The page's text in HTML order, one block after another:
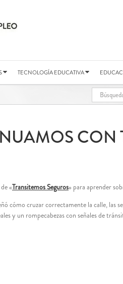
TECNOLOGÍA EDUCATIVA
CON
«Transitemos Seguros» para aprender
cómo cruzar correctamente la calle,
y un rompecabezas con señales de